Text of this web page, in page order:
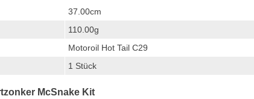
37.00cm
110.00g
Motoroil Hot Tail C29
1 Stück
McSnake Kit